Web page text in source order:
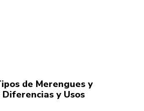
de Merengues y
Diferencias y Usos